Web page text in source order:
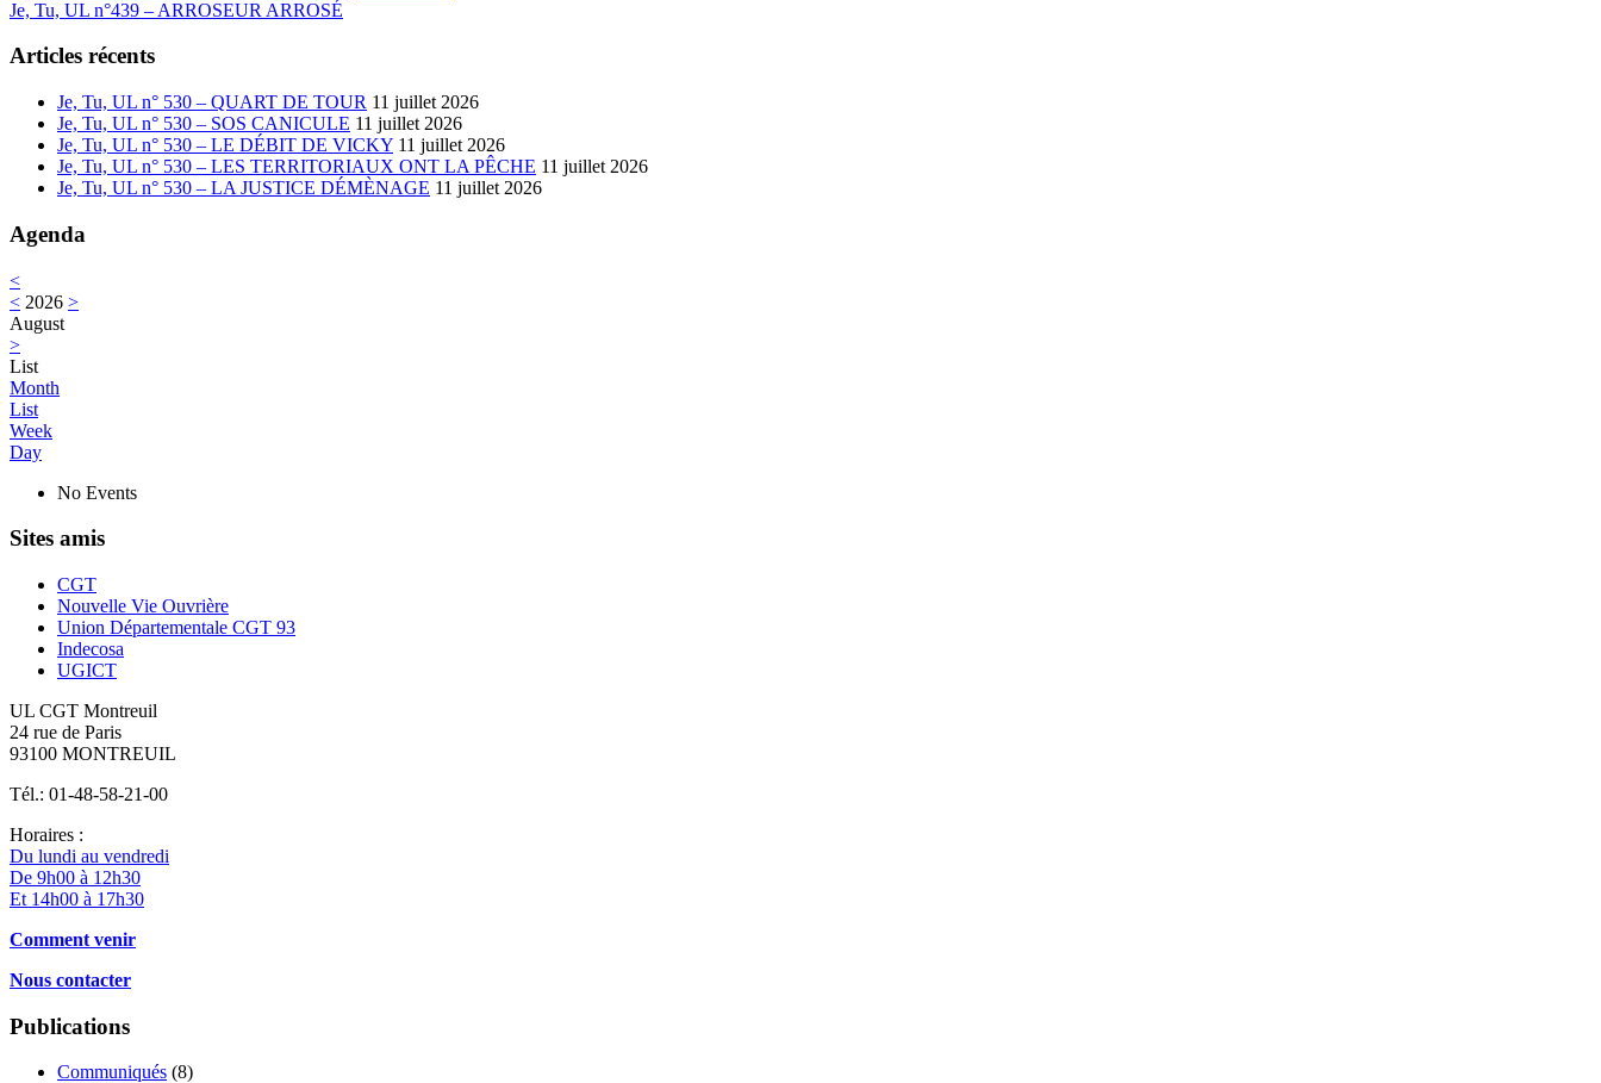
Next:
Je, Tu, UL n°439 – ARROSEUR ARROSÉ
Articles récents
Je, Tu, UL n° 530 – QUART DE TOUR 11 juillet 2026
Je, Tu, UL n° 530 – SOS CANICULE 11 juillet 2026
Je, Tu, UL n° 530 – LE DÉBIT DE VICKY 11 juillet 2026
Je, Tu, UL n° 530 – LES TERRITORIAUX ONT LA PÊCHE 11 juillet 2026
Je, Tu, UL n° 530 – LA JUSTICE DÉMÈNAGE 11 juillet 2026
Agenda
<
< 2026 >
August
>
List
Month
List
Week
Day
No Events
Sites amis
CGT
Nouvelle Vie Ouvrière
Union Départementale CGT 93
Indecosa
UGICT
UL CGT Montreuil
24 rue de Paris
93100 MONTREUIL
Tél.: 01-48-58-21-00
Horaires :
Du lundi au vendredi
De 9h00 à 12h30
Et 14h00 à 17h30
Comment venir
Nous contacter
Publications
Communiqués (8)